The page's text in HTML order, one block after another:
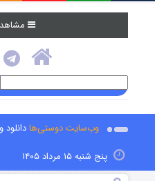
وب‌سایت دوستی‌ها
پنج شنبه ۱۵ مرداد ۱۴۰۵